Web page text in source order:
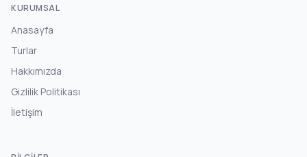
KURUMSAL
Anasayfa
Turlar
Hakkımızda
Gizlilik Politikası
İletişim